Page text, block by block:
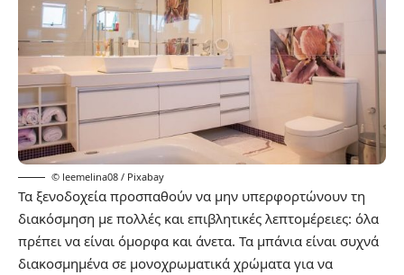
© leemelina08 / Pixabay
Τα ξενοδοχεία προσπαθούν να μην υπερφορτώνουν τη
διακόσμηση με πολλές και επιβλητικές λεπτομέρειες: όλα
πρέπει να είναι όμορφα και άνετα. Τα μπάνια είναι συχνά
διακοσμημένα σε μονοχρωματικά χρώματα για να